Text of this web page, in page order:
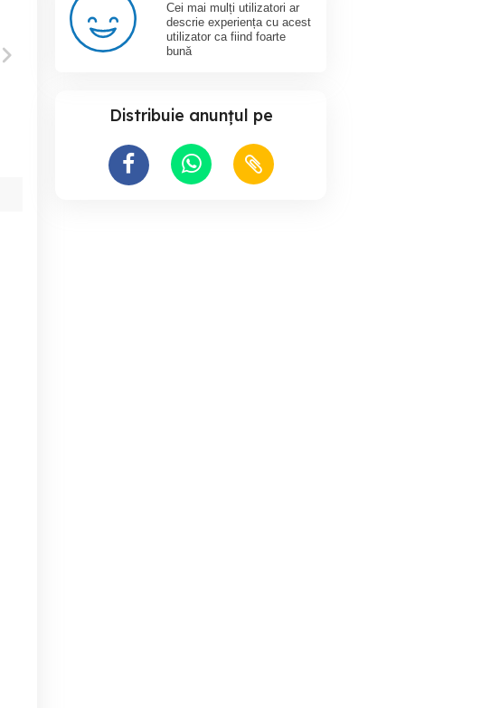
Cei mai mulți utilizatori ar
descrie experiența cu acest
utilizator ca fiind foarte
bună
Distribuie anunțul pe